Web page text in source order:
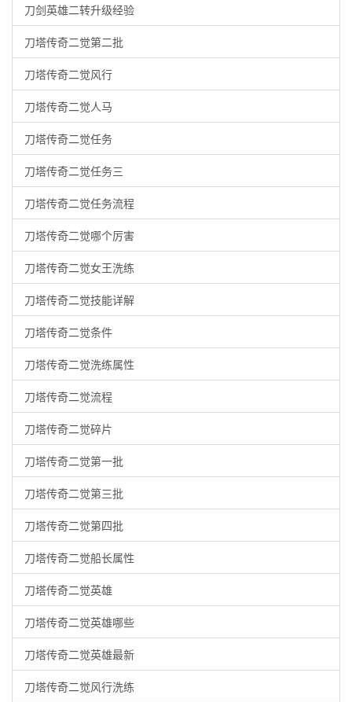
刀剑英雄二转升级经验
刀塔传奇二觉第二批
刀塔传奇二觉风行
刀塔传奇二觉人马
刀塔传奇二觉任务
刀塔传奇二觉任务三
刀塔传奇二觉任务流程
刀塔传奇二觉哪个厉害
刀塔传奇二觉女王洗练
刀塔传奇二觉技能详解
刀塔传奇二觉条件
刀塔传奇二觉洗练属性
刀塔传奇二觉流程
刀塔传奇二觉碎片
刀塔传奇二觉第一批
刀塔传奇二觉第三批
刀塔传奇二觉第四批
刀塔传奇二觉船长属性
刀塔传奇二觉英雄
刀塔传奇二觉英雄哪些
刀塔传奇二觉英雄最新
刀塔传奇二觉风行洗练